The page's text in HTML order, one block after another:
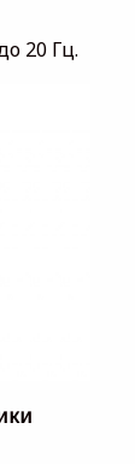
20 Гц.